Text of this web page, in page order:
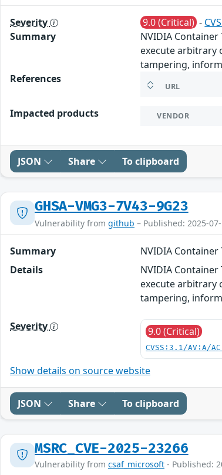
Severity 9.0 (Critical) -
Summary
NVIDIA
execute arbitrary
tampering,
References
URL
Impacted products VENDOR
JSON Share To clipboard
GHSA-VMG3-7V43-9G23
Vulnerability from github – Published: 2025-
Summary
NVIDIA
Details
NVIDIA
execute arbitrary
tampering,
Severity 9.0 (Critical)
CVSS:3.1/AV:A/
Show details on source website
JSON Share To clipboard
MSRC_CVE-2025-23266
Vulnerability from csaf_microsoft - Published: